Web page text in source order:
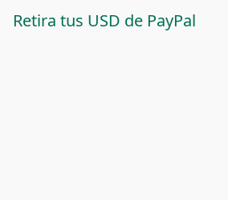
Retira tus USD de PayPal